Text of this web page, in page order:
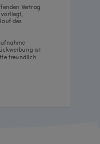
Vertrag
des
ist
freundlich